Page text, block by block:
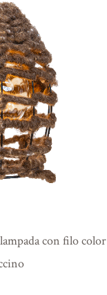
con filo color